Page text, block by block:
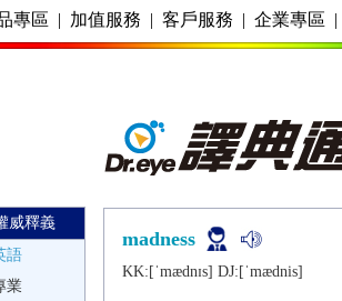
專區 | 加值服務 | 客戶服務 | 企業專區 |
威釋義
語
業
madness
KK:[ˈmædnɪs] DJ:[ˈmædnis]